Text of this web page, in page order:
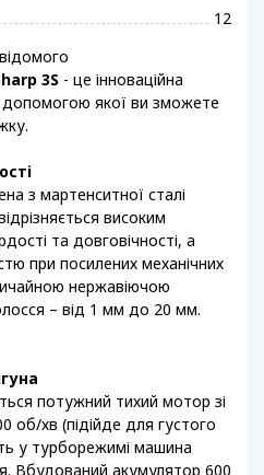
12
3S - це інноваційна
якої ви зможете
​​з мартенситної сталі
високим
та довговічності, а
при посилених механічних
нержавіючою
– від 1 мм до 20 мм.
потужний тихий мотор зі
об/хв (підійде для густого
у турборежимі машина
Вбудований акумулятор 600